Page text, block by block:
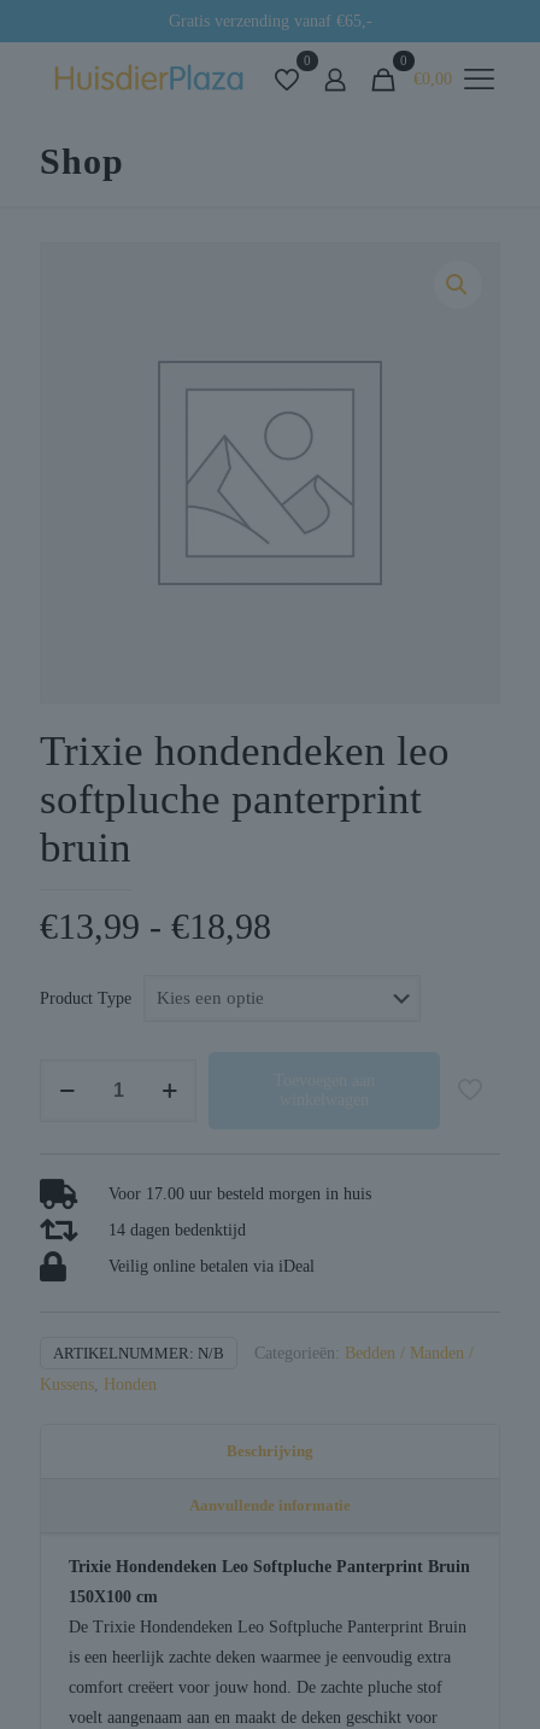
Gratis verzending vanaf €65,-
0 0
€0,00
Shop
Trixie hondendeken leo
softpluche panterprint
bruin
€13,99 - €18,98
Product Type
panterprint
bruin
aantal
Voor 17.00 uur besteld morgen in huis
14 dagen bedenktijd
Veilig online betalen via iDeal
ARTIKELNUMMER: N/B Categorieën:
Bedden / Manden /
Kussens, Honden
Beschrijving
Aanvullende informatie
Trixie Hondendeken Leo Softpluche Panterprint Bruin
150X100 cm
De Trixie Hondendeken Leo Softpluche Panterprint Bruin
is een heerlijk zachte deken waarmee je eenvoudig extra
comfort creëert voor jouw hond. De zachte pluche stof
voelt aangenaam aan en maakt de deken geschikt voor